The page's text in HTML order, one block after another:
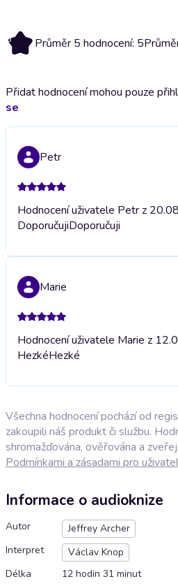
5 Průměr 5 hodnocení: 5
Přidat hodnocení mohou pouze
se
Petr
Hodnocení uživatele Petr z
DoporučujiDoporučuji
Marie
Hodnocení uživatele Marie z
HezkéHezké
Všechna hodnocení pochází od
zakoupili náš produkt či službu.
shromažďována, ověřována a
Podmínkami a zásadami pro
Informace o audioknize
Autor
Jeffrey Archer
Interpret
Václav Knop
Délka
12 hodin 31 minut